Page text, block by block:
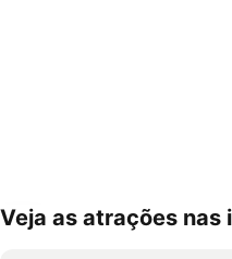
Ampliar mapa
Veja as atrações nas